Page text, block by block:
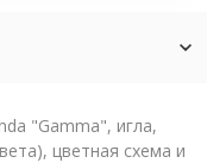
"Gamma", игла,
цветная схема и